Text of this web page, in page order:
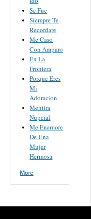
Se Fue
Siempre Te
Recordare
Me Caso
Con Amparo
En La
Frontera
Porque Eres
Mi
Adoracion
Mentira
Nupcial
Me Enamore
De Una
Mujer
Hermosa
More